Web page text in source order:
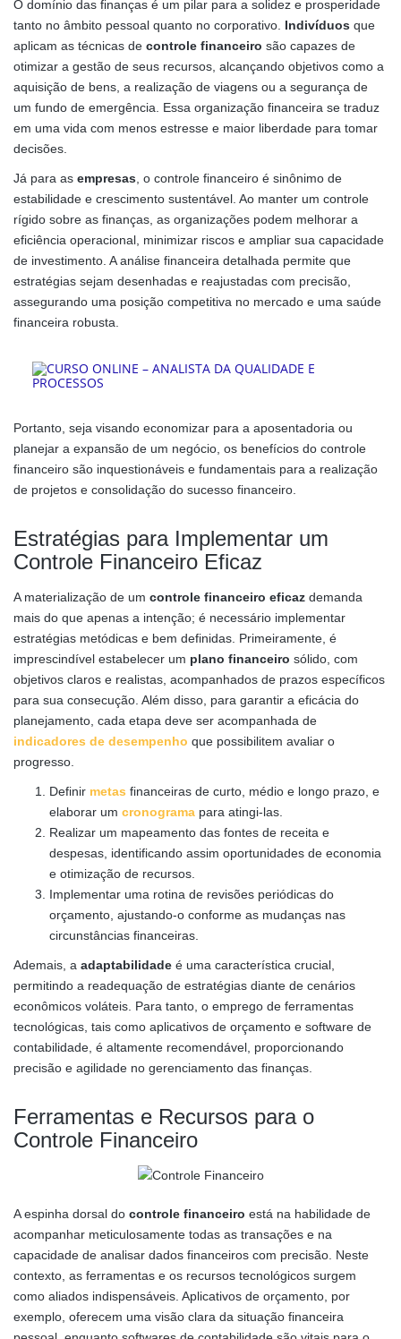
O domínio das finanças é um pilar para a solidez e prosperidade
tanto no âmbito pessoal quanto no corporativo. Indivíduos que
aplicam as técnicas de controle financeiro são capazes de
otimizar a gestão de seus recursos, alcançando objetivos como a
aquisição de bens, a realização de viagens ou a segurança de
um fundo de emergência. Essa organização financeira se traduz
em uma vida com menos estresse e maior liberdade para tomar
decisões.
Já para as empresas, o controle financeiro é sinônimo de
estabilidade e crescimento sustentável. Ao manter um controle
rígido sobre as finanças, as organizações podem melhorar a
eficiência operacional, minimizar riscos e ampliar sua capacidade
de investimento. A análise financeira detalhada permite que
estratégias sejam desenhadas e reajustadas com precisão,
assegurando uma posição competitiva no mercado e uma saúde
financeira robusta.
Portanto, seja visando economizar para a aposentadoria ou
planejar a expansão de um negócio, os benefícios do controle
financeiro são inquestionáveis e fundamentais para a realização
de projetos e consolidação do sucesso financeiro.
Estratégias para Implementar um
Controle Financeiro Eficaz
A materialização de um controle financeiro eficaz demanda
mais do que apenas a intenção; é necessário implementar
estratégias metódicas e bem definidas. Primeiramente, é
imprescindível estabelecer um plano financeiro sólido, com
objetivos claros e realistas, acompanhados de prazos específicos
para sua consecução. Além disso, para garantir a eficácia do
planejamento, cada etapa deve ser acompanhada de
indicadores de desempenho que possibilitem avaliar o
progresso.
Definir metas financeiras de curto, médio e longo prazo, e
elaborar um cronograma para atingi-las.
Realizar um mapeamento das fontes de receita e
despesas, identificando assim oportunidades de economia
e otimização de recursos.
Implementar uma rotina de revisões periódicas do
orçamento, ajustando-o conforme as mudanças nas
circunstâncias financeiras.
Ademais, a adaptabilidade é uma característica crucial,
permitindo a readequação de estratégias diante de cenários
econômicos voláteis. Para tanto, o emprego de ferramentas
tecnológicas, tais como aplicativos de orçamento e software de
contabilidade, é altamente recomendável, proporcionando
precisão e agilidade no gerenciamento das finanças.
Ferramentas e Recursos para o
Controle Financeiro
A espinha dorsal do controle financeiro está na habilidade de
acompanhar meticulosamente todas as transações e na
capacidade de analisar dados financeiros com precisão. Neste
contexto, as ferramentas e os recursos tecnológicos surgem
como aliados indispensáveis. Aplicativos de orçamento, por
exemplo, oferecem uma visão clara da situação financeira